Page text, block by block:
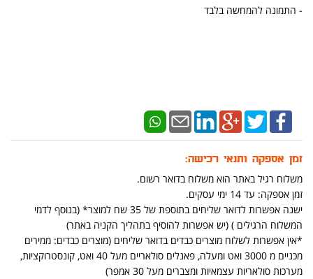
- התמונה להמחשה בלבד
זמן אספקה ותנאי רכישה:
משלוח רגיל באתר הוא משלוח בדואר רשום.
זמן אספקה: עד 14 ימי עסקים.
ישנה אפשרות לדואר שליחים בתוספת של 35 שח למוצר* (בנוסף לדמי
המשלוח הרגילים ) (יש אפשרות להוסיף בתהליך הקניה באתר)
*אין אפשרות לשלוח מוצרים כבדים בדואר שליחים (מוצרים כבדים: ממירים
מכניים מ 3000 ואט ומעלה, פאנלים סולאריים מעל 40 ואט, קונסטרוקציות,
מערכות סולאריות עצמאיות ומצברים מעל 30 אמפר)